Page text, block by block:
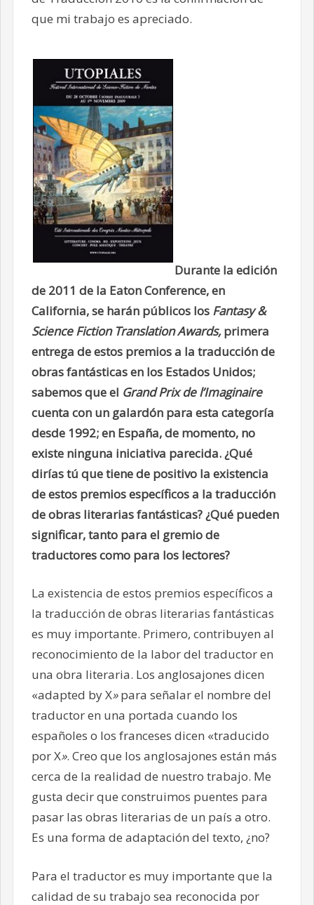
que mi trabajo es apreciado.
Durante la edición
de 2011 de la Eaton Conference, en
California, se harán públicos los Fantasy &
Science Fiction Translation Awards,primera
entrega de estos premios a la traducción de
obras fantásticas en los Estados Unidos;
sabemos que el Grand Prix de l’Imaginaire
cuenta con un galardón para esta categoría
desde 1992; en España, de momento, no
existe ninguna iniciativa parecida. ¿Qué
dirías tú que tiene de positivo la existencia
de estos premios específicos a la traducción
de obras literarias fantásticas? ¿Qué pueden
significar, tanto para el gremio de
traductores como para los lectores?
La existencia de estos premios específicos a
la traducción de obras literarias fantásticas
es muy importante. Primero, contribuyen al
reconocimiento de la labor del traductor en
una obra literaria. Los anglosajones dicen
«adapted by X»para señalar el nombre del
traductor en una portada cuando los
españoles o los franceses dicen «traducido
por X». Creo que los anglosajones están más
cerca de la realidad de nuestro trabajo. Me
gusta decir que construimos puentes para
pasar las obras literarias de un país a otro.
Es una forma de adaptación del texto, ¿no?
Para el traductor es muy importante que la
calidad de su trabajo sea reconocida por